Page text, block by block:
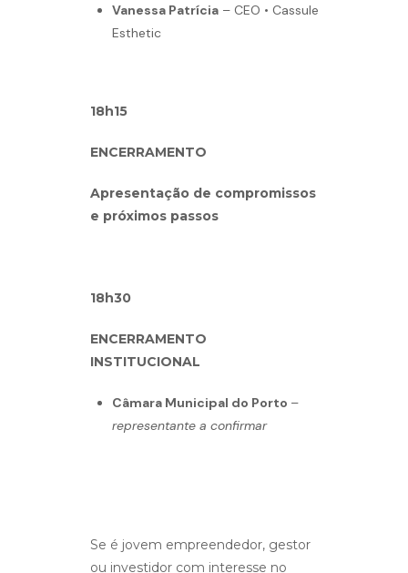
Vanessa Patrícia– CEO • Cassule
Esthetic
18h15
ENCERRAMENTO
Apresentação de compromissos
e próximos passos
18h30
ENCERRAMENTO
INSTITUCIONAL
Câmara Municipal do Porto –
representante a confirmar
Se é jovem empreendedor, gestor
ou investidor com interesse no